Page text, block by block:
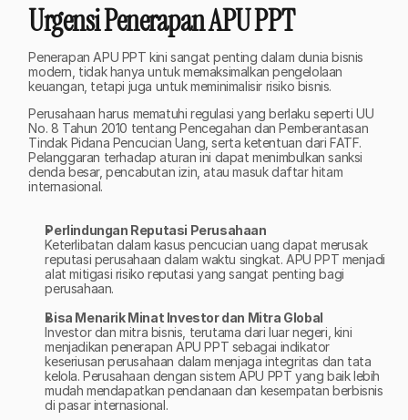
Urgensi Penerapan APU PPT
Penerapan APU PPT kini sangat penting dalam dunia bisnis
modern, tidak hanya untuk memaksimalkan pengelolaan
keuangan, tetapi juga untuk meminimalisir risiko bisnis.
Perusahaan harus mematuhi regulasi yang berlaku seperti UU
No. 8 Tahun 2010 tentang Pencegahan dan Pemberantasan
Tindak Pidana Pencucian Uang, serta ketentuan dari FATF.
Pelanggaran terhadap aturan ini dapat menimbulkan sanksi
denda besar, pencabutan izin, atau masuk daftar hitam
internasional.
Perlindungan Reputasi Perusahaan
Keterlibatan dalam kasus pencucian uang dapat merusak
reputasi perusahaan dalam waktu singkat. APU PPT menjadi
alat mitigasi risiko reputasi yang sangat penting bagi
perusahaan.
Bisa Menarik Minat Investor dan Mitra Global
Investor dan mitra bisnis, terutama dari luar negeri, kini
menjadikan penerapan APU PPT sebagai indikator
keseriusan perusahaan dalam menjaga integritas dan tata
kelola. Perusahaan dengan sistem APU PPT yang baik lebih
mudah mendapatkan pendanaan dan kesempatan berbisnis
di pasar internasional.